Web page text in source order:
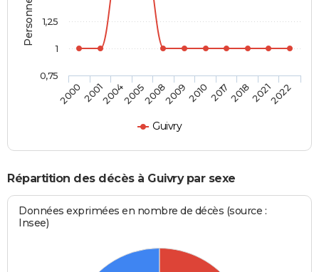
Guivry
20002001200420052008200920102017201820212022
0,75
1
1,25
Répartition des décès à Guivry par sexe
Données exprimées en nombre de décès (source :
Insee)